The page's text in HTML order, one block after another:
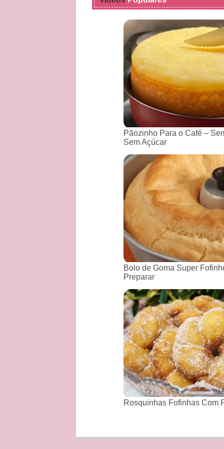
Pãozinho Para o Café –
Sem Açúcar
Bolo de Goma Super
Preparar
Rosquinhas Fofinhas Com